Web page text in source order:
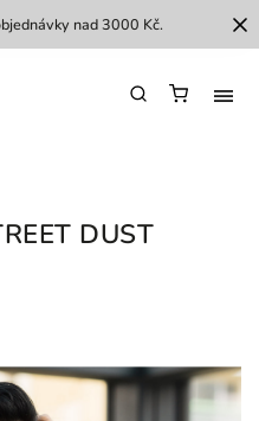
nad 3000 Kč.
DUST